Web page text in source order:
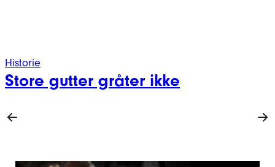
Historie
Store gutter gråter ikke